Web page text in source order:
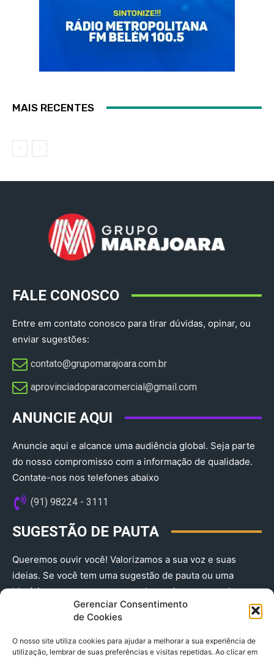
Gerenciar Consentimento
de Cookies
O nosso site utiliza cookies para ajudar a melhorar a sua experiência de
utilização, lembrar de suas preferências e visitas repetidas. Ao clicar em
MAIS RECENTES
FALE CONOSCO
Entre em contato conosco para tirar dúvidas, opinar, ou
enviar sugestões:
contato@grupomarajoara.com.br
aprovinciadoparacomercial@gmail.com​
ANUNCIE AQUI
Anuncie aqui e alcance uma audiência global. Seja parte
do nosso compromisso com a informação de qualidade.
Contate-nos nos telefones abaixo
(91) 98224 - 3111
SUGESTÃO DE PAUTA
Queremos ouvir você! Valorizamos a sua voz e suas
ideias. Se você tem uma sugestão de pauta ou uma
história que merece ser contada, envie-nos agora!
(91) 98224 - 3111